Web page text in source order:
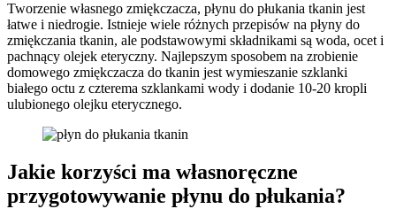
Tworzenie własnego zmiękczacza, płynu do płukania tkanin jest
łatwe i niedrogie. Istnieje wiele różnych przepisów na płyny do
zmiękczania tkanin, ale podstawowymi składnikami są woda, ocet i
pachnący olejek eteryczny. Najlepszym sposobem na zrobienie
domowego zmiękczacza do tkanin jest wymieszanie szklanki
białego octu z czterema szklankami wody i dodanie 10-20 kropli
ulubionego olejku eterycznego.
Jakie korzyści ma własnoręczne
przygotowywanie płynu do płukania?